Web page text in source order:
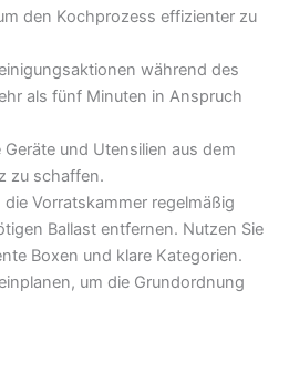
den Kochprozess effizienter zu
während des
als fünf Minuten in Anspruch
und Utensilien aus dem
zu schaffen.
Vorratskammer regelmäßig
Ballast entfernen. Nutzen Sie
Boxen und klare Kategorien.
um die Grundordnung